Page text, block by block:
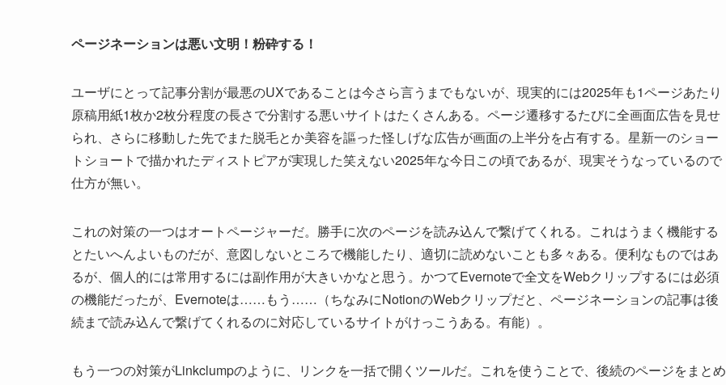
ページネーションは悪い文明！粉砕する！
ユーザにとって記事分割が最悪のUXであることは今さら言うまでもないが、現実的には2025年も1ページあたり
原稿用紙1枚か2枚分程度の長さで分割する悪いサイトはたくさんある。ページ遷移するたびに全画面広告を見せ
られ、さらに移動した先でまた脱毛とか美容を謳った怪しげな広告が画面の上半分を占有する。星新一のショー
トショートで描かれたディストピアが実現した笑えない2025年な今日この頃であるが、現実そうなっているので
仕方が無い。
これの対策の一つはオートページャーだ。勝手に次のページを読み込んで繋げてくれる。これはうまく機能する
とたいへんよいものだが、意図しないところで機能したり、適切に読めないことも多々ある。便利なものではあ
るが、個人的には常用するには副作用が大きいかなと思う。かつてEvernoteで全文をWebクリップするには必須
の機能だったが、Evernoteは……もう……（ちなみにNotionのWebクリップだと、ページネーションの記事は後
続まで読み込んで繋げてくれるのに対応しているサイトがけっこうある。有能）。
もう一つの対策がLinkclumpのように、リンクを一括で開くツールだ。これを使うことで、後続のページをまとめ